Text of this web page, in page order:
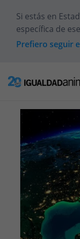
Si estás en
específica de
Prefiero seguir